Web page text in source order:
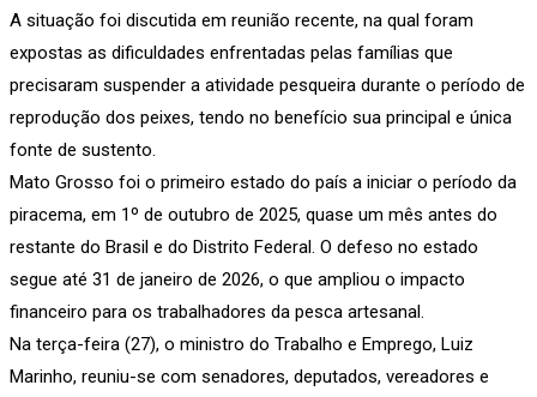
A situação foi discutida em reunião recente, na qual foram
expostas as dificuldades enfrentadas pelas famílias que
precisaram suspender a atividade pesqueira durante o período de
reprodução dos peixes, tendo no benefício sua principal e única
fonte de sustento.
Mato Grosso foi o primeiro estado do país a iniciar o período da
piracema, em 1º de outubro de 2025, quase um mês antes do
restante do Brasil e do Distrito Federal. O defeso no estado
segue até 31 de janeiro de 2026, o que ampliou o impacto
financeiro para os trabalhadores da pesca artesanal.
Na terça-feira (27), o ministro do Trabalho e Emprego, Luiz
Marinho, reuniu-se com senadores, deputados, vereadores e